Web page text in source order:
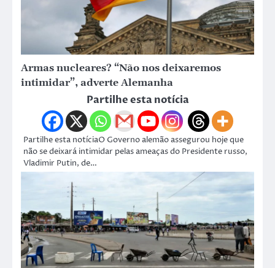
Armas nucleares? “Não nos deixaremos
intimidar”, adverte Alemanha
Partilhe esta notícia
Partilhe esta notíciaO Governo alemão assegurou hoje que
não se deixará intimidar pelas ameaças do Presidente russo,
Vladimir Putin, de…